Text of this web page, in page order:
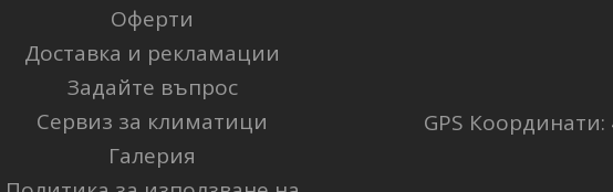
Оферти
Доставка и рекламации
Задайте въпрос
Сервиз за климатици
Галерия
GPS Координати: